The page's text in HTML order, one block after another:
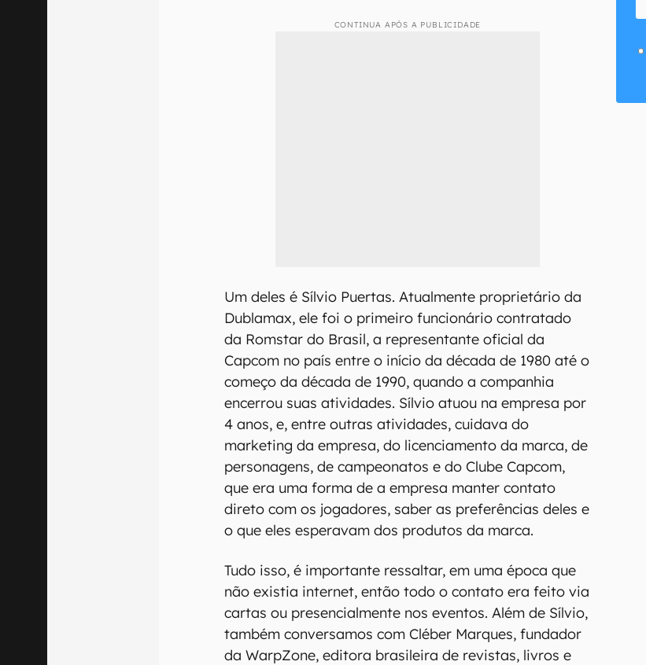
CONTINUA APÓS A PUBLICIDADE
Um deles é Sílvio Puertas. Atualmente proprietário da
Dublamax, ele foi o primeiro funcionário contratado
da Romstar do Brasil, a representante oficial da
Capcom no país entre o início da década de 1980 até o
começo da década de 1990, quando a companhia
encerrou suas atividades. Sílvio atuou na empresa por
4 anos, e, entre outras atividades, cuidava do
marketing da empresa, do licenciamento da marca, de
personagens, de campeonatos e do Clube Capcom,
que era uma forma de a empresa manter contato
direto com os jogadores, saber as preferências deles e
o que eles esperavam dos produtos da marca.
Tudo isso, é importante ressaltar, em uma época que
não existia internet, então todo o contato era feito via
cartas ou presencialmente nos eventos. Além de Sílvio,
também conversamos com Cléber Marques, fundador
da WarpZone, editora brasileira de revistas, livros e